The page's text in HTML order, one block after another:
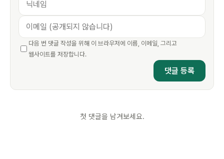
다음 번 댓글 작성을 위해 이 브라우저에 이름, 이메일, 그리고
웹사이트를 저장합니다.
첫 댓글을 남겨보세요.